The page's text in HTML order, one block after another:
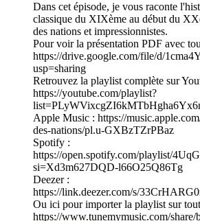
Dans cet épisode, je vous raconte
classique du XIXème au début du
des nations et impressionnistes.
Pour voir la présentation PDF avec
https://drive.google.com/file/d/
usp=sharing
Retrouvez la playlist complète sur
https://youtube.com/playlist?
Apple Music : https://
des-nations/pl.u-GXBzTZrPBaz
Spotify :
https://open.spotify.com/playlist/
si=Xd3m627DQD-l66O25Q86Tg
Deezer :
https://link.deezer.com/s/
Ou ici pour importer la playlist sur
https://www.tunemymusic.com/